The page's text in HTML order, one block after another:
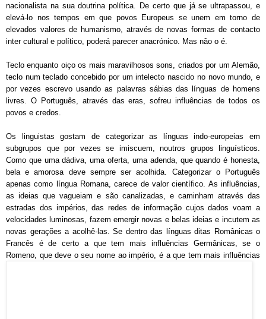
nacionalista na sua doutrina política. De certo quejá se ultrapassou, e
elevá-lo nos tempos em que povos Europeus se unem em torno de
elevados valores de humanismo, através de novas formas de contacto
inter cultural e político, poderá parecer anacrónico. Mas não o é.
Teclo enquanto oiço os mais maravilhosos sons, criados por um Alemão,
teclo num teclado concebido por um intelecto nascido no novo mundo, e
por vezes escrevo usando as palavras sábias das línguas de homens
livres. O Português, através das eras, sofreu influências de todos os
povos e credos.
Os linguistas gostam de categorizar as línguas indo-europeias em
subgrupos que por vezes se imiscuem, noutros grupos linguísticos.
Como que uma dádiva, uma oferta, uma adenda, que quando é honesta,
bela e amorosa deve sempre ser acolhida. Categorizar o Português
apenas como língua Romana, carece de valor científico. As influências,
as ideias que vagueiam e são canalizadas, e caminham através das
estradas dos impérios, das redes de informação cujos dados voam a
velocidades luminosas, fazem emergir novas e belas ideias e incutem as
novas gerações a acolhê-las. Se dentro das línguas ditas Românicas o
Francês é de certo a que tem mais influências Germânicas, se o
Romeno, que deve o seu nome ao império, é a que tem mais influências